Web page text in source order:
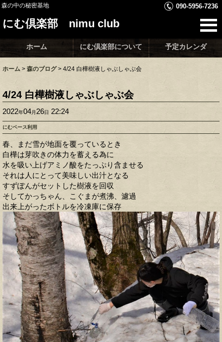
森の中の秘密基地 090-5956-7236
にむ倶楽部 nimu club
ホーム にむ倶楽部について 予定カレンダ
ホーム > 森のブログ > 4/24 白樺樹液しゃぶしゃぶ会
4/24 白樺樹液しゃぶしゃぶ会
2022年04月 26日 22:24
にむベース利用
春、まだ雪が地面を覆っているとき
白樺は芽吹きの体力を蓄える為に
水を吸い上げアミノ酸をたっぷり含ませる
それは人にとって美味しい出汁となる
すずぽんがセットした樹液を回収
そしてかっちゃん、こぐまが煮沸、濾過
出来上がったボトルを冷凍庫に保存